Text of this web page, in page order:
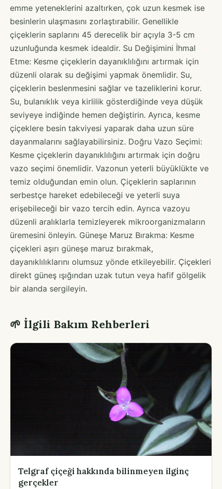
emme yeteneklerini azaltırken, çok uzun kesmek ise
besinlerin ulaşmasını zorlaştırabilir. Genellikle
çiçeklerin saplarını 45 derecelik bir açıyla 3-5 cm
uzunluğunda kesmek idealdir. Su Değişimini İhmal
Etme: Kesme çiçeklerin dayanıklılığını artırmak için
düzenli olarak su değişimi yapmak önemlidir. Su,
çiçeklerin beslenmesini sağlar ve tazeliklerini korur.
Su, bulanıklık veya kirlilik gösterdiğinde veya düşük
seviyeye indiğinde hemen değiştirin. Ayrıca, kesme
çiçeklere besin takviyesi yaparak daha uzun süre
dayanmalarını sağlayabilirsiniz. Doğru Vazo Seçimi:
Kesme çiçeklerin dayanıklılığını artırmak için doğru
vazo seçimi önemlidir. Vazonun yeterli büyüklükte ve
temiz olduğundan emin olun. Çiçeklerin saplarının
serbestçe hareket edebileceği ve yeterli suya
erişebileceği bir vazo tercih edin. Ayrıca vazoyu
düzenli aralıklarla temizleyerek mikroorganizmaların
üremesini önleyin. Güneşe Maruz Bırakma: Kesme
çiçekleri aşırı güneşe maruz bırakmak,
dayanıklılıklarını olumsuz yönde etkileyebilir. Çiçekleri
direkt güneş ışığından uzak tutun veya hafif gölgelik
bir alanda sergileyin.
🌱 İlgili Bakım Rehberleri
Telgraf çiçeği hakkında bilinmeyen ilginç
gerçekler